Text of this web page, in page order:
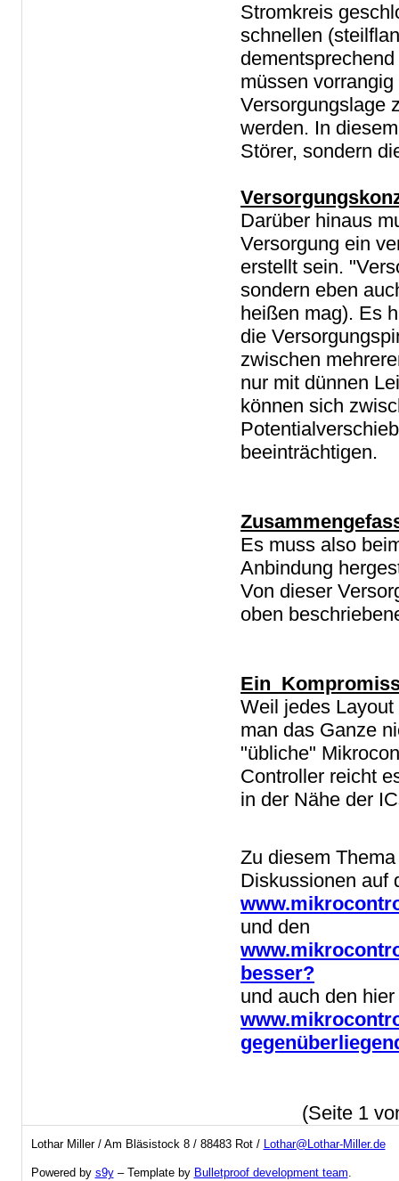
Stromkreis
schnellen
müssen
Versorgungslage
werden. In
Störer, sondern
Darüber hinaus
Versorgung ein
erstellt sein.
sondern eben
heißen mag). Es
die
zwischen
nur mit dünnen
können sich
beeinträchtigen.
Es muss also
Anbindung
Von dieser
oben
Ein
Weil jedes
man das Ganze
"übliche"
Controller reicht
in der Nähe der
Zu diesem
Diskussionen auf
und den
besser?
und auch den hier
(Seite 1
Lothar Miller / Am Bläsistock 8 / 88483 Rot / Lothar@Lothar-Miller.de
Powered by s9y– Template by Bulletproof development team.